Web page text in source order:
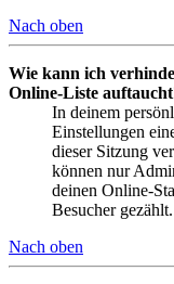
Nach oben
Wie kann ich
Online-Liste
In deinem
Einstellungen
dieser Sitzung
können nur
deinen Online-
Besucher gezählt.
Nach oben